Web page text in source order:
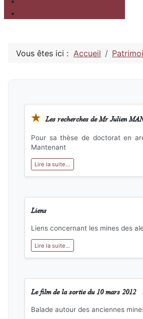
Vous êtes ici : Accueil
★ Les recherches de Mr Julien
Pour sa thèse de doctorat en
Mantenant
Lire la suite...
Liens
Liens concernant les mines des
Lire la suite...
Le film de la sortie du 10 mars 2012
Balade autour des anciennes